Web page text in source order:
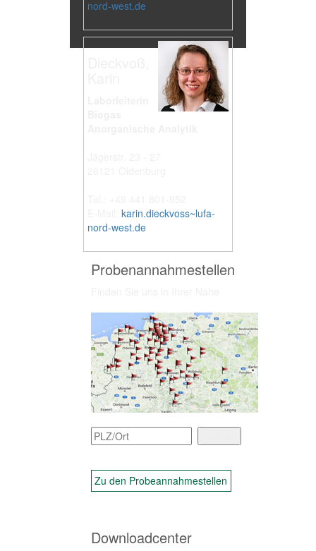
nord-west.de
karin.dieckvoss~lufa-
nord-west.de
Probenannahmestellen
Zu den Probeannahmestellen
Downloadcenter